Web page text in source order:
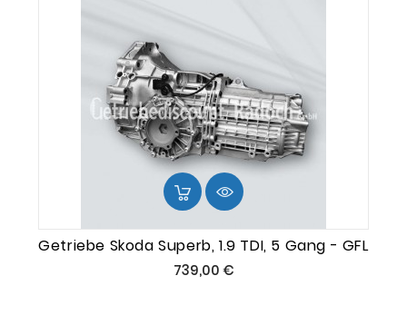
Getriebe Skoda Superb, 1.9 TDI, 5 Gang - GFL
739,00 €Preis